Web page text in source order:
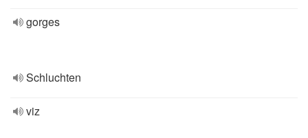
gorges
Schluchten
viz